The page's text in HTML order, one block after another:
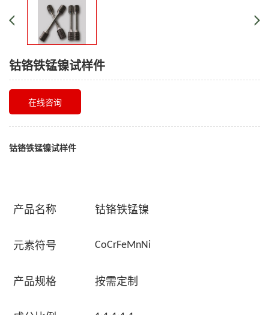
钴铬铁锰镍试样件
在线咨询
钴铬铁锰镍试样件
产品名称 钴铬铁锰镍
元素符号 CoCrFeMnNi
产品规格 按需定制